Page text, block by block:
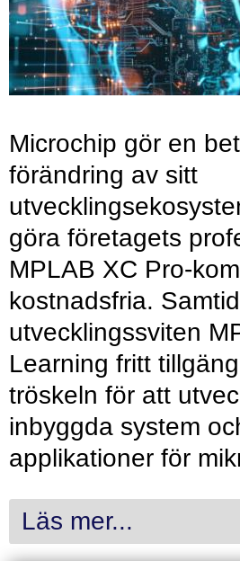
Microchip gör en
förändring av sitt
göra företagets
MPLAB XC Pro-
kostnadsfria.
utvecklingssviten
Learning fritt
tröskeln för att
inbyggda system
applikationer för
Läs mer...